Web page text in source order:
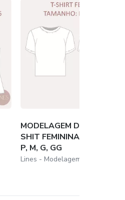
MODELAGEM DIGITAL – T-
SHIT FEMININA - TAMANHO
P, M, G, GG
Lines - Modelagem e Costura